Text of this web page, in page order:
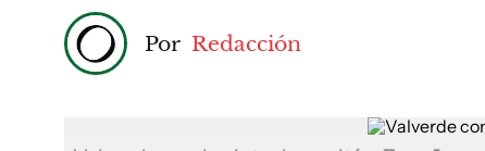
Por Redacción